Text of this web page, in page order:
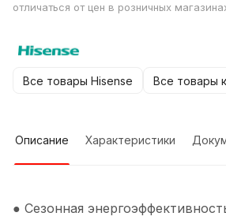
отличаться от цен в розничных
Все товары Hisense Все товары
Описание Характеристики
● Сезонная